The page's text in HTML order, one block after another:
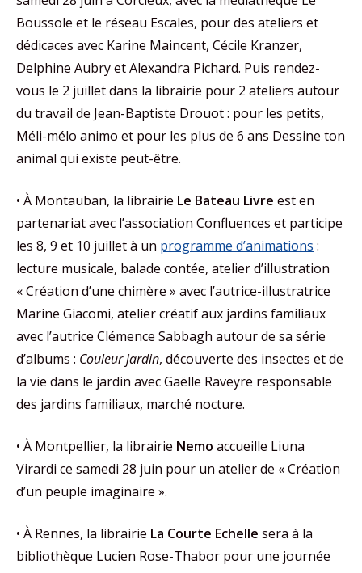
Boussole et le réseau Escales, pour des ateliers et
dédicaces avec Karine Maincent, Cécile Kranzer,
Delphine Aubry et Alexandra Pichard. Puis rendez-
vous le 2 juillet dans la librairie pour 2 ateliers autour
du travail de Jean-Baptiste Drouot : pour les petits,
Méli-mélo animo et pour les plus de 6 ans Dessine ton
animal qui existe peut-être.
• À Montauban, la librairie Le Bateau Livre est en
partenariat avec l’association Confluences et participe
les 8, 9 et 10 juillet à un programme d’animations :
lecture musicale, balade contée, atelier d’illustration
« Création d’une chimère » avec l’autrice-illustratrice
Marine Giacomi, atelier créatif aux jardins familiaux
avec l’autrice Clémence Sabbagh autour de sa série
d’albums : Couleur jardin, découverte des insectes et de
la vie dans le jardin avec Gaëlle Raveyre responsable
des jardins familiaux, marché nocture.
• À Montpellier, la librairie Nemo accueille Liuna
Virardi ce samedi 28 juin pour un atelier de « Création
d’un peuple imaginaire ».
• À Rennes, la librairie La Courte Echelle sera à la
bibliothèque Lucien Rose-Thabor pour une journée